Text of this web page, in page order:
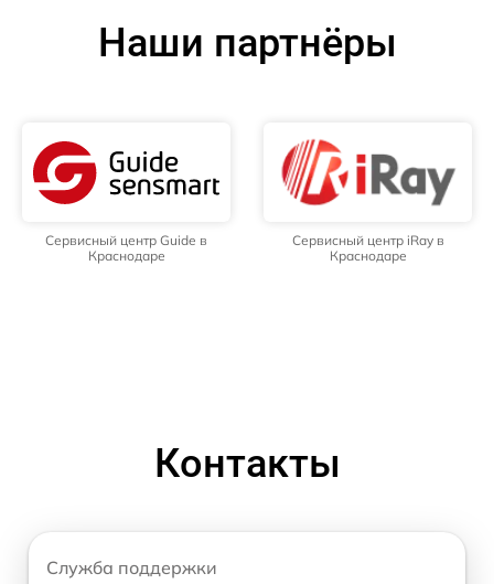
Наши партнёры
Сервисный центр Guide в
Краснодаре
Сервисный центр iRay в
Краснодаре
Контакты
Служба поддержки